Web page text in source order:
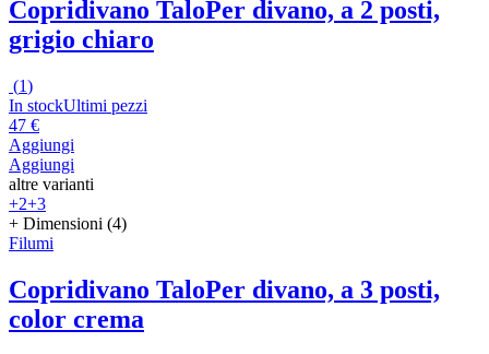
Copridivano TaloPer divano, a 2 posti,
grigio chiaro
(1)
In stockUltimi pezzi
47 €
Aggiungi
Aggiungi
altre varianti
+2+3
+ Dimensioni (4)
Filumi
Copridivano TaloPer divano, a 3 posti,
color crema